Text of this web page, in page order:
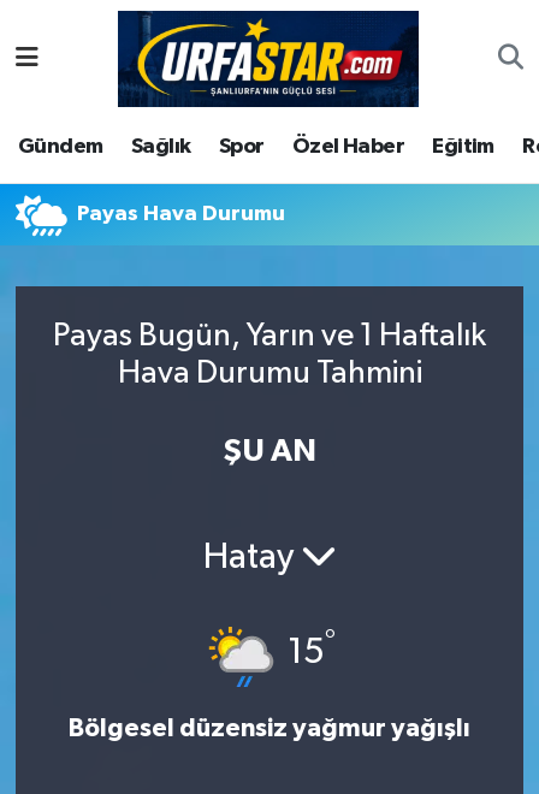
Gündem Sağlık Spor Özel Haber Eğitim
Payas Hava Durumu
Payas Bugün, Yarın ve 1 Haftalık
Hava Durumu Tahmini
ŞU AN
Hatay
15°
Bölgesel düzensiz yağmur yağışlı
ASAYİS
ÇEVRE
DUNYA
Ekonomi
Şanlıurfa Nöbetçi Eczaneler
Şanlıurfa Hava Durumu
Şanlıurfa Namaz Vakitleri
Süper Lig Puan Durumu ve Fikstür
Son Dakika Haberleri